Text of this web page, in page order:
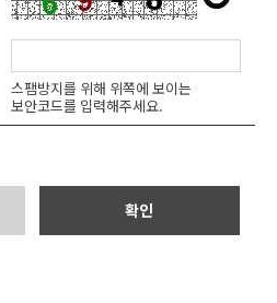
스팸방지를 위해 위쪽에 보이는
보안코드를 입력해주세요.
확인